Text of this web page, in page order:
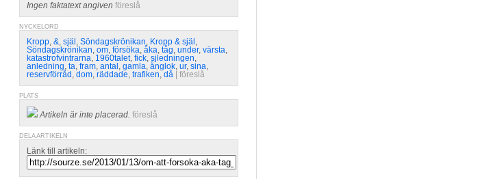
Ingen faktatext angiven föreslå
NYCKELORD
Kropp, &, själ , Söndagskrönikan, Kropp & själ ,
Söndagskrönikan, om, försöka, åka, tåg, under, värsta,
katastrofvintrarna, 1960talet, fick, sjledningen,
anledning, ta, fram, antal , gamla, ånglok, ur, sina,
reservförråd , dom, räddade, trafiken, då föreslå
PLATS
Artikeln är inte placerad. föreslå
DELA ARTIKELN
Länk till artikeln: